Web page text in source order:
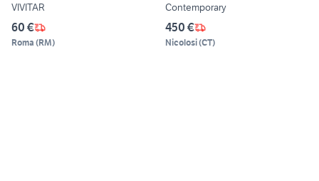
VIVITAR
60 €
Roma (RM)
Contemporary
450 €
Nicolosi(CT)